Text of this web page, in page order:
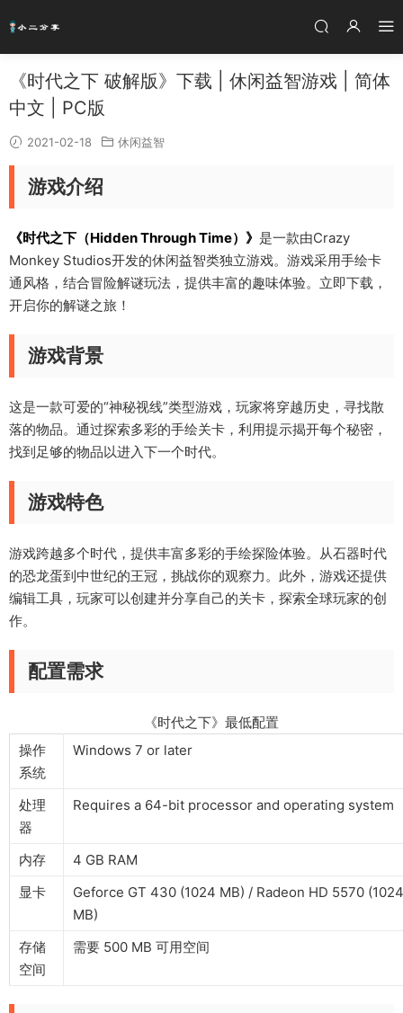
《时代之下 破解版》下载 | 休闲益智游戏 | 简体
中文 | PC版
2021-02-18 休闲益智
游戏介绍
《时代之下（Hidden Through Time）》 是一款由Crazy
Monkey Studios开发的休闲益智类独立游戏。游戏采用手绘卡
通风格，结合冒险解谜玩法，提供丰富的趣味体验。立即下载，
开启你的解谜之旅！
游戏背景
这是一款可爱的“神秘视线”类型游戏，玩家将穿越历史，寻找散
落的物品。通过探索多彩的手绘关卡，利用提示揭开每个秘密，
找到足够的物品以进入下一个时代。
游戏特色
游戏跨越多个时代，提供丰富多彩的手绘探险体验。从石器时代
的恐龙蛋到中世纪的王冠，挑战你的观察力。此外，游戏还提供
编辑工具，玩家可以创建并分享自己的关卡，探索全球玩家的创
作。
配置需求
《时代之下》最低配置
操作
系统
Windows 7 or later
处理
器
Requires a 64-bit processor and operating system
内存
4 GB RAM
显卡
Geforce GT 430 (1024 MB) / Radeon HD 5570 (1024
MB)
存储
空间
需要 500 MB 可用空间